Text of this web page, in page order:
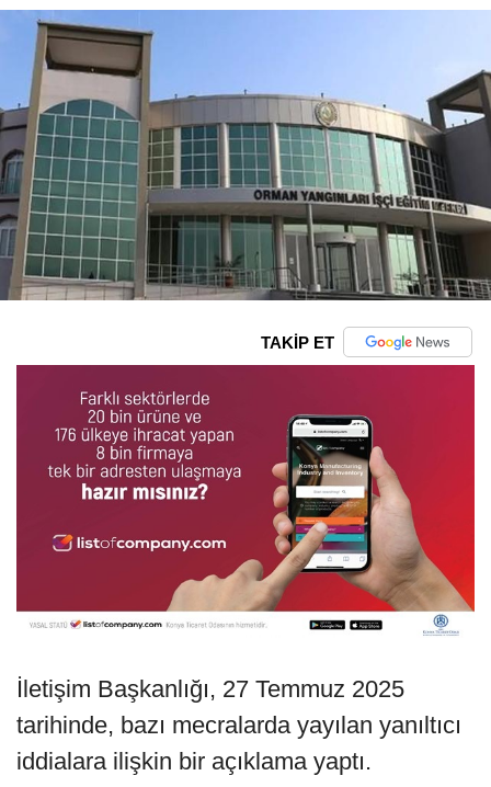
TAKİP ET
İletişim Başkanlığı, 27 Temmuz 2025
tarihinde, bazı mecralarda yayılan yanıltıcı
iddialara ilişkin bir açıklama yaptı.